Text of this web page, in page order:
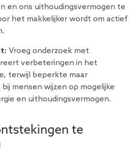
en ons uithoudingsvermogen te
het makkelijker wordt om actief
Vroeg onderzoek met
verbeteringen in het
terwijl beperkte maar
mensen wijzen op mogelijke
en uithoudingsvermogen.
te